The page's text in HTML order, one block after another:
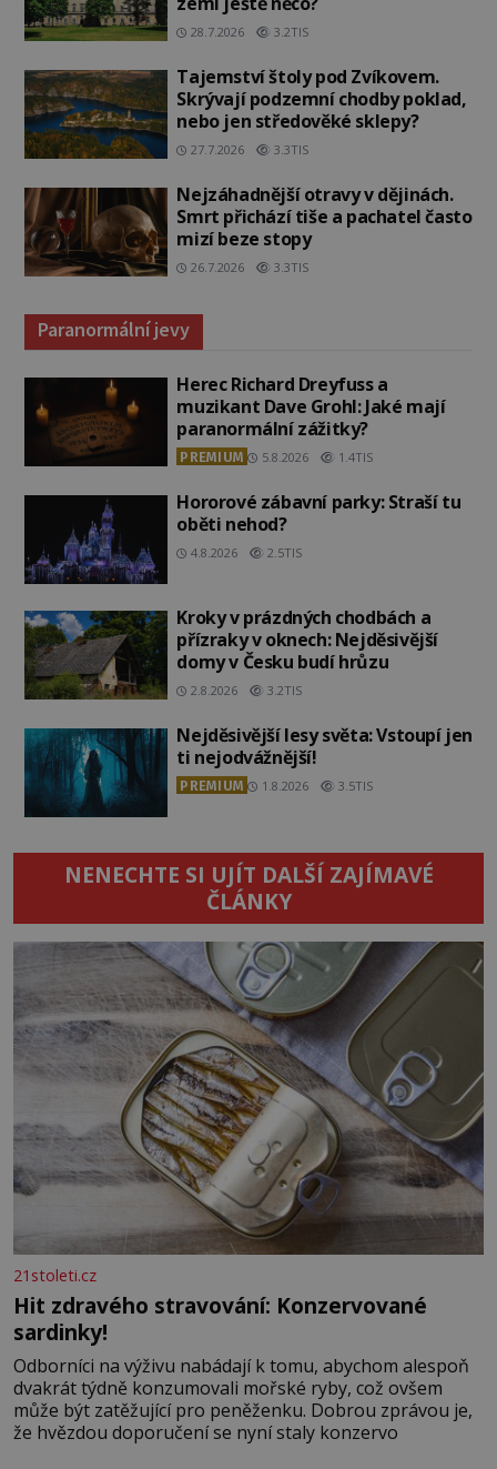
28.7.2026 3.2TIS
Tajemství štoly pod Zvíkovem.
Skrývají podzemní chodby poklad,
nebo jen středověké sklepy?
27.7.2026 3.3TIS
Nejzáhadnější otravy v dějinách.
Smrt přichází tiše a pachatel často
mizí beze stopy
26.7.2026 3.3TIS
Paranormální jevy
Herec Richard Dreyfuss a
muzikant Dave Grohl: Jaké mají
paranormální zážitky?
PREMIUM 5.8.2026 1.4TIS
Hororové zábavní parky: Straší tu
oběti nehod?
4.8.2026 2.5TIS
Kroky v prázdných chodbách a
přízraky v oknech: Nejděsivější
domy v Česku budí hrůzu
2.8.2026 3.2TIS
Nejděsivější lesy světa: Vstoupí jen
ti nejodvážnější!
PREMIUM 1.8.2026 3.5TIS
NENECHTE SI UJÍT DALŠÍ ZAJÍMAVÉ
ČLÁNKY
21stoleti.cz
Hit zdravého stravování: Konzervované
sardinky!
Odborníci na výživu nabádají k tomu, abychom alespoň
dvakrát týdně konzumovali mořské ryby, což ovšem
může být zatěžující pro peněženku. Dobrou zprávou je,
že hvězdou doporučení se nyní staly konzervo